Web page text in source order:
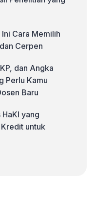
Cara Memilih
Cerpen
dan Angka
Perlu Kamu
Baru
yang
untuk